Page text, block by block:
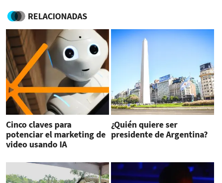
RELACIONADAS
Cinco claves para
potenciar el marketing de
video usando IA
¿Quién quiere ser
presidente de Argentina?